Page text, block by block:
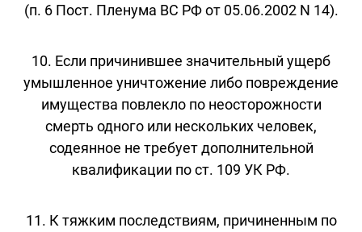
(п. 6 Пост. Пленума ВС РФ от 05.06.2002 N 14).
10. Если причинившее значительный ущерб
умышленное уничтожение либо повреждение
имущества повлекло по неосторожности
смерть одного или нескольких человек,
содеянное не требует дополнительной
квалификации по ст. 109 УК РФ.
11. К тяжким последствиям, причиненным по